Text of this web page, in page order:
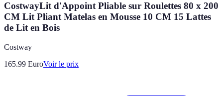
CostwayLit d'Appoint Pliable sur Roulettes 80 x 200
CM Lit Pliant Matelas en Mousse 10 CM 15 Lattes
de Lit en Bois
Costway
165.99 EuroVoir le prix